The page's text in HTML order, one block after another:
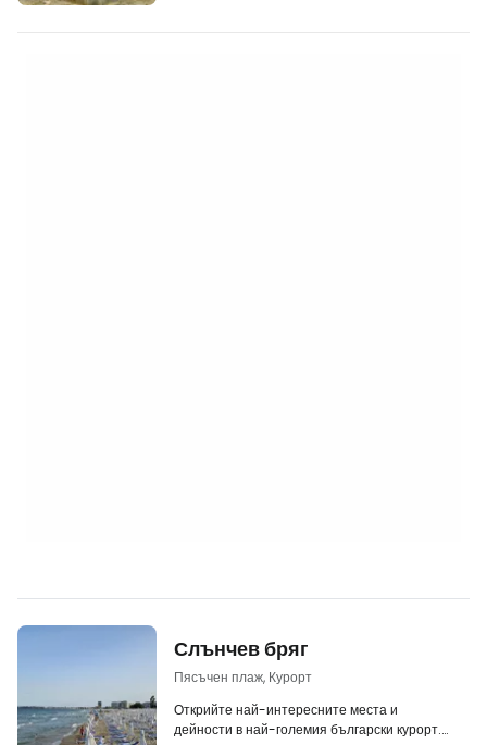
Слънчев бряг
Пясъчен плаж, Курорт
Открийте най-интересните места и
дейности в най-големия български курорт.